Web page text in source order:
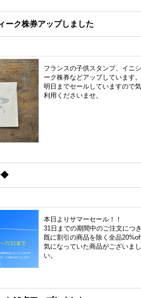
ツ・ヴィンテージ シュタ
ディズニーミニバンビ
]
ドイツ・ヴィン
ーク株券アップしました
フランスの子供スタンプ、イニ
ーク株券などアップしています。
明日までセールしていますので
利用くださいませ。
本日よりサマーセール！！
31日までの期間中のご注文につ
既に割引の商品を除く全品
気になっていた商品がございま
い。